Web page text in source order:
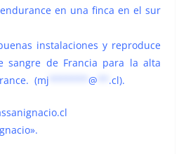
en una finca en el sur
instalaciones y reproduce
sangre de Francia para la alta
(mj @ .cl).